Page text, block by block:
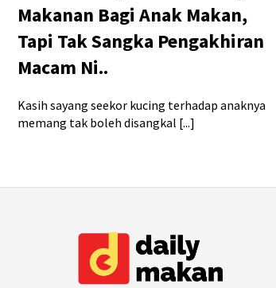
Makanan Bagi Anak Makan,
Tapi Tak Sangka Pengakhiran
Macam Ni..
Kasih sayang seekor kucing terhadap anaknya
memang tak boleh disangkal [...]